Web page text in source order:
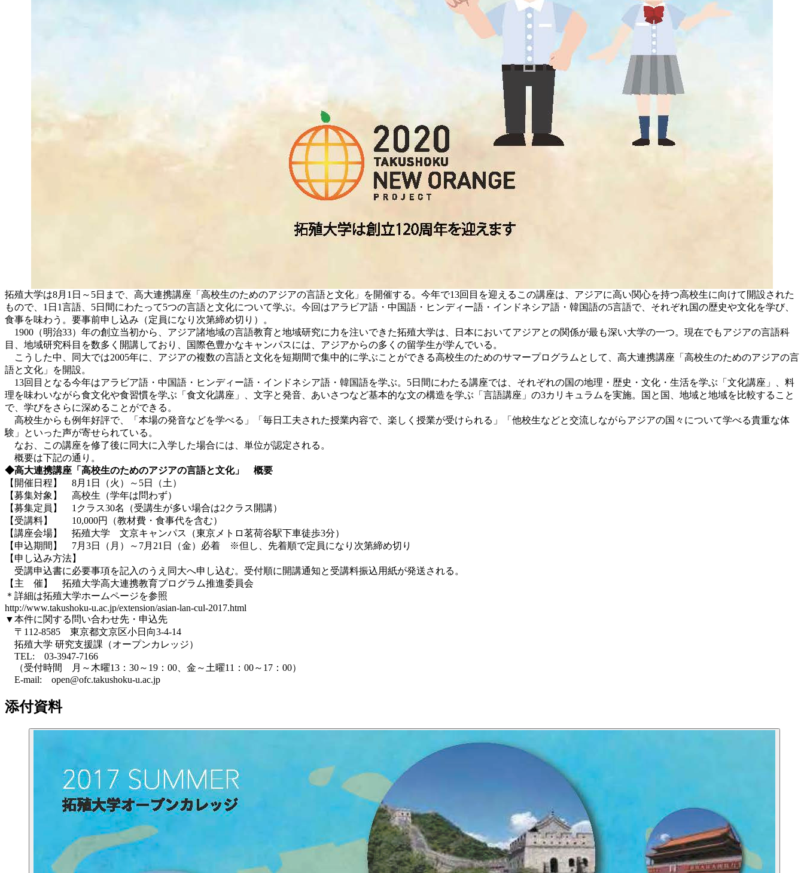
拓殖大学は8月1日～5日まで、高大連携講座「高校生のためのアジアの言語と文化」を開催する。今年で13回目を迎えるこの講座は、アジアに高い関心を持つ高校生に向けて開設された
もので、1日1言語、5日間にわたって5つの言語と文化について学ぶ。今回はアラビア語・中国語・ヒンディー語・インドネシア語・韓国語の5言語で、それぞれ国の歴史や文化を学び、
食事を味わう。要事前申し込み（定員になり次第締め切り）。
1900（明治33）年の創立当初から、アジア諸地域の言語教育と地域研究に力を注いできた拓殖大学は、日本においてアジアとの関係が最も深い大学の一つ。現在でもアジアの言語科
目、地域研究科目を数多く開講しており、国際色豊かなキャンパスには、アジアからの多くの留学生が学んでいる。
こうした中、同大では2005年に、アジアの複数の言語と文化を短期間で集中的に学ぶことができる高校生のためのサマープログラムとして、高大連携講座「高校生のためのアジアの言
語と文化」を開設。
13回目となる今年はアラビア語・中国語・ヒンディー語・インドネシア語・韓国語を学ぶ。5日間にわたる講座では、それぞれの国の地理・歴史・文化・生活を学ぶ「文化講座」、料
理を味わいながら食文化や食習慣を学ぶ「食文化講座」、文字と発音、あいさつなど基本的な文の構造を学ぶ「言語講座」の3カリキュラムを実施。国と国、地域と地域を比較すること
で、学びをさらに深めることができる。
高校生からも例年好評で、「本場の発音などを学べる」「毎日工夫された授業内容で、楽しく授業が受けられる」「他校生などと交流しながらアジアの国々について学べる貴重な体
験」といった声が寄せられている。
なお、この講座を修了後に同大に入学した場合には、単位が認定される。
概要は下記の通り。
◆高大連携講座「高校生のためのアジアの言語と文化」 概要
【開催日程】 8月1日（火）～5日（土）
【募集対象】 高校生（学年は問わず）
【募集定員】 1クラス30名（受講生が多い場合は2クラス開講）
【受講料】 10,000円（教材費・食事代を含む）
【講座会場】 拓殖大学 文京キャンパス（東京メトロ茗荷谷駅下車徒歩3分）
【申込期間】 7月3日（月）～7月21日（金）必着 ※但し、先着順で定員になり次第締め切り
【申し込み方法】
受講申込書に必要事項を記入のうえ同大へ申し込む。受付順に開講通知と受講料振込用紙が発送される。
【主 催】 拓殖大学高大連携教育プログラム推進委員会
＊詳細は拓殖大学ホームページを参照
http://www.takushoku-u.ac.jp/extension/asian-lan-cul-2017.html
▼本件に関する問い合わせ先・申込先
〒112-8585 東京都文京区小日向3-4-14
拓殖大学 研究支援課（オープンカレッジ）
TEL: 03-3947-7166
（受付時間 月～木曜13：30～19：00、金～土曜11：00～17：00）
E-mail: open@ofc.takushoku-u.ac.jp
添付資料